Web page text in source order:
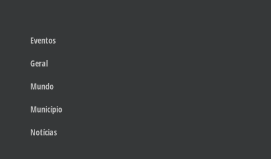
Eventos
Geral
Mundo
Município
Notícias